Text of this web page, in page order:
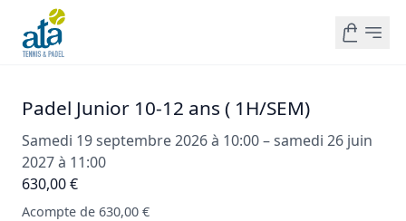
Padel Junior 10-12 ans ( 1H/SEM)
Samedi 19 septembre 2026 à 10:00 – samedi 26 juin
2027 à 11:00
630,00 €
Acompte de 630,00 €